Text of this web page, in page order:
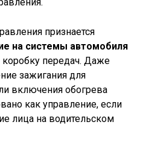
признается
на системы автомобиля
коробку передач. Даже
зажигания для
включения обогрева
как управление, если
лица на водительском